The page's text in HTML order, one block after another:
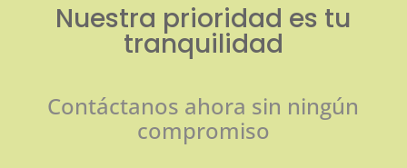
Nuestra prioridad es tu
tranquilidad
Contáctanos ahora sin ningún
compromiso